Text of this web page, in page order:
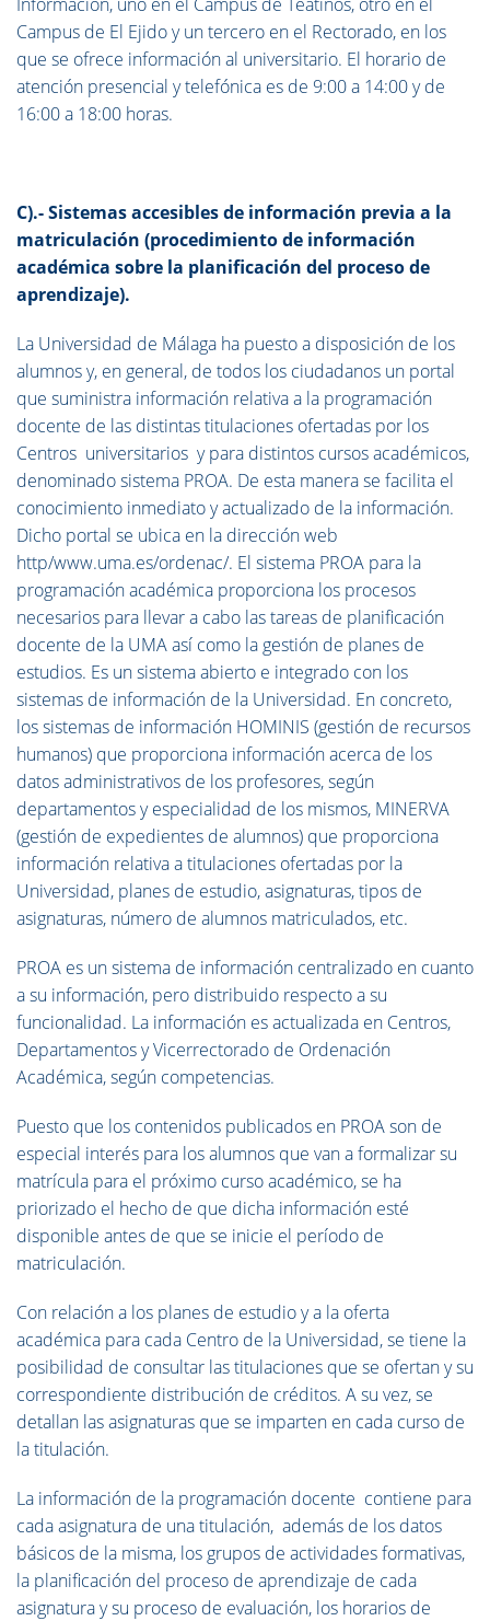
Campus de El Ejido y un tercero en el Rectorado, en los
que se ofrece información al universitario. El horario de
atención presencial y telefónica es de 9:00 a 14:00 y de
16:00 a 18:00 horas.
C).- Sistemas accesibles de información previa a la
matriculación (procedimiento de información
académica sobre la planificación del proceso de
aprendizaje).
La Universidad de Málaga ha puesto a disposición de los
alumnos y, en general, de todos los ciudadanos un portal
que suministra información relativa a la programación
docente de las distintas titulaciones ofertadas por los
Centros universitarios y para distintos cursos académicos,
denominado sistema PROA. De esta manera se facilita el
conocimiento inmediato y actualizado de la información.
Dicho portal se ubica en la dirección web
http/www.uma.es/ordenac/. El sistema PROA para la
programación académica proporciona los procesos
necesarios para llevar a cabo las tareas de planificación
docente de la UMA así como la gestión de planes de
estudios. Es un sistema abierto e integrado con los
sistemas de información de la Universidad. En concreto,
los sistemas de información HOMINIS (gestión de recursos
humanos) que proporciona información acerca de los
datos administrativos de los profesores, según
departamentos y especialidad de los mismos, MINERVA
(gestión de expedientes de alumnos) que proporciona
información relativa a titulaciones ofertadas por la
Universidad, planes de estudio, asignaturas, tipos de
asignaturas, número de alumnos matriculados, etc.
PROA es un sistema de información centralizado en cuanto
a su información, pero distribuido respecto a su
funcionalidad. La información es actualizada en Centros,
Departamentos y Vicerrectorado de Ordenación
Académica, según competencias.
Puesto que los contenidos publicados en PROA son de
especial interés para los alumnos que van a formalizar su
matrícula para el próximo curso académico, se ha
priorizado el hecho de que dicha información esté
disponible antes de que se inicie el período de
matriculación.
Con relación a los planes de estudio y a la oferta
académica para cada Centro de la Universidad, se tiene la
posibilidad de consultar las titulaciones que se ofertan y su
correspondiente distribución de créditos. A su vez, se
detallan las asignaturas que se imparten en cada curso de
la titulación.
La información de la programación docente contiene para
cada asignatura de una titulación, además de los datos
básicos de la misma, los grupos de actividades formativas,
la planificación del proceso de aprendizaje de cada
asignatura y su proceso de evaluación, los horarios de